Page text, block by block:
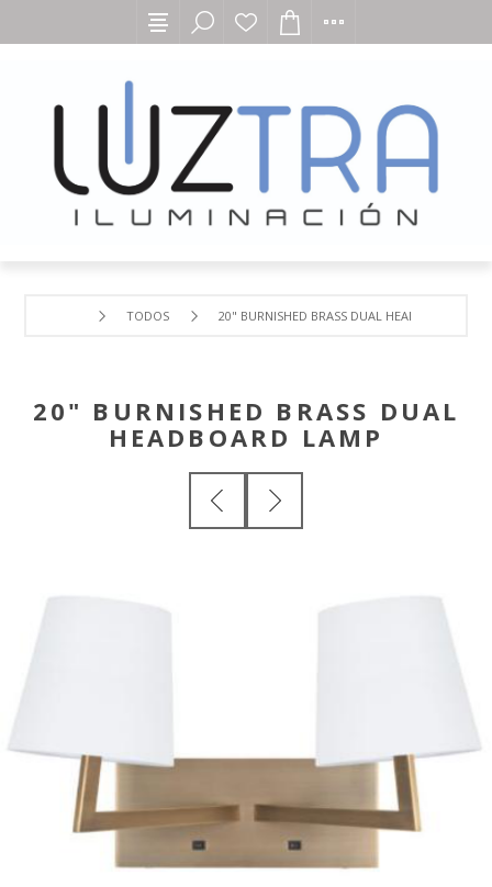
TODOS 20" BURNISHED BRASS DUAL HEADBOARD
20" BURNISHED BRASS DUAL
HEADBOARD LAMP